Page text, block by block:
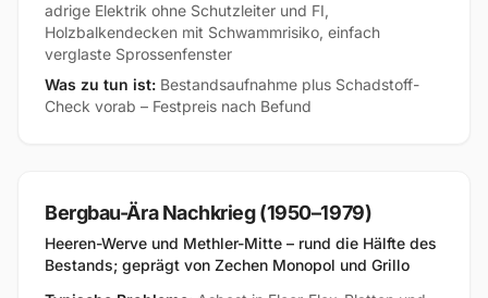
adrige Elektrik ohne Schutzleiter und FI,
Holzbalkendecken mit Schwammrisiko, einfach
verglaste Sprossenfenster
Was zu tun ist: Bestandsaufnahme plus Schadstoff-
Check vorab – Festpreis nach Befund
Bergbau-Ära Nachkrieg (1950–1979)
Heeren-Werve und Methler-Mitte – rund die Hälfte des
Bestands; geprägt von Zechen Monopol und Grillo